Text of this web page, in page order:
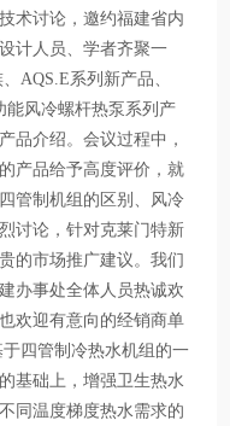
术讨论，邀约福建省内
计人员、学者齐聚一
AQS.E系列新产品、
能风冷螺杆热泵系列产
品介绍。会议过程中，
产品给予高度评价，就
管制机组的区别、风冷
讨论，针对克莱门特新
的市场推广建议。我们
办事处全体人员热诚欢
欢迎有意向的经销商单
四管制冷热水机组的一
基础上，增强卫生热水
同温度梯度热水需求的